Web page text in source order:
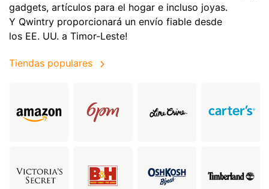
gadgets, artículos para el hogar e incluso joyas.
Y Qwintry proporcionará un envío fiable desde
los EE. UU. a Timor-Leste!
Tiendas populares